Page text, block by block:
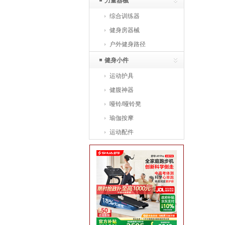
综合训练器
健身房器械
户外健身路径
健身小件
运动护具
健腹神器
哑铃/哑铃凳
瑜伽按摩
运动配件